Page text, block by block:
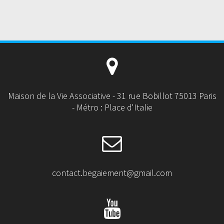
Maison de la Vie Associative - 31 rue Bobillot 75013 Paris
- Métro : Place d'Italie
contact.begaiement@gmail.com